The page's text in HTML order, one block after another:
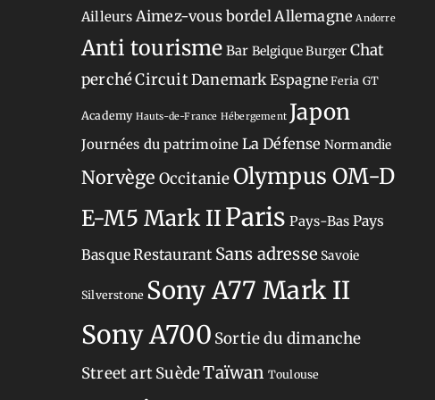
Ailleurs Aimez-vous bordel Allemagne Andorre
Anti tourisme Bar BelgiqueBurger Chat
perchéCircuitDanemark Espagne Feria GT
Academy Hauts-de-France Hébergement Japon
Journées du patrimoine La Défense Normandie
Norvège OccitanieOlympus OM-D
E-M5 Mark IIParis Pays-Bas Pays
BasqueRestaurant Sans adresse Savoie
Silverstone Sony A77 Mark II
Sony A700 Sortie du dimanche
Street artSuèdeTaïwan Toulouse